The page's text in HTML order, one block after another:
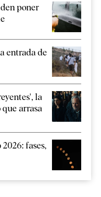
poner
entrada de
la
que arrasa
fases,